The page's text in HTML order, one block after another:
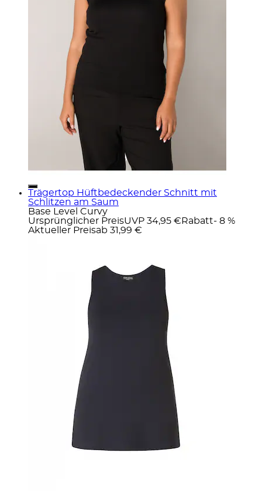
Trägertop Hüftbedeckender Schnitt mit
Schlitzen am Saum
Base Level Curvy
Ursprünglicher PreisUVP 34,95 € Rabatt- 8 %
Aktueller Preisab 31,99 €